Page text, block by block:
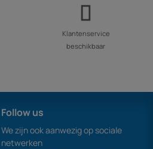
Klantenservice
beschikbaar
Follow us
We zijn ook aanwezig op sociale
netwerken